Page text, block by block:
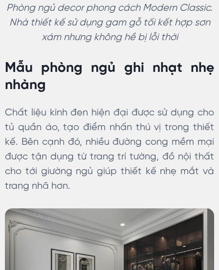
Phòng ngủ decor phong cách Modern Classic.
Nhà thiết kế sử dụng gam gỗ tối kết hợp sơn
xám nhưng không hề bị lỗi thời
Mẫu phòng ngủ ghi nhạt nhẹ
nhàng
Chất liệu kính đen hiện đại được sử dụng cho
tủ quần áo, tạo điểm nhấn thú vị trong thiết
kế. Bên cạnh đó, nhiều đường cong mềm mại
được tận dụng từ trang trí tường, đồ nội thất
cho tới giường ngủ giúp thiết kế nhẹ mắt và
trang nhã hơn.